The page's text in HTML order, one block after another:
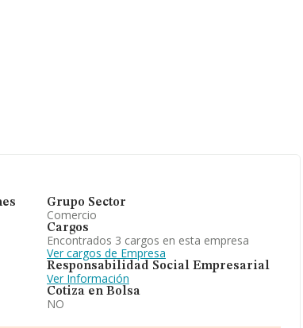
Grupo Sector
Comercio
Cargos
Encontrados 3 cargos en esta empresa
Ver cargos de Empresa
Responsabilidad Social Empresarial
Ver Información
Cotiza en Bolsa
NO